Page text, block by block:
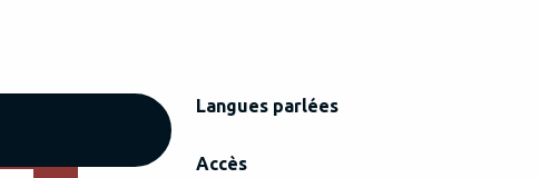
Langues parlées
Langues parlées
Accès
Accès